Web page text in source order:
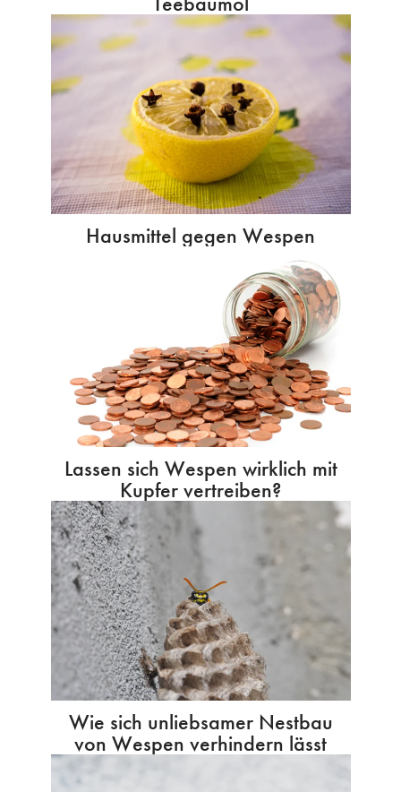
Hausmittel gegen Wespen
Lassen sich Wespen wirklich mit
Kupfer vertreiben?
Wie sich unliebsamer Nestbau
von Wespen verhindern lässt